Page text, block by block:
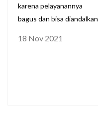
karena pelayanannya
bagus dan bisa diandalkan
18 Nov 2021